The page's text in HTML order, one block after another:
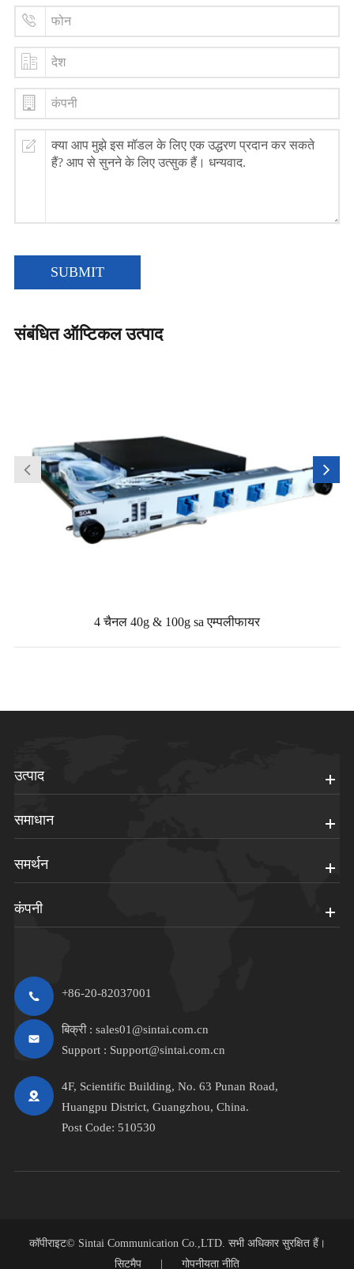
SUBMIT
संबंधित ऑप्टिकल उत्पाद
4 चैनल 40g & 100g sa एम्पलीफायर
उत्पाद
समाधान
समर्थन
कंपनी
+86-20-82037001
बिक्री : sales01@sintai.com.cn
Support : Support@sintai.com.cn
4F, Scientific Building, No. 63 Punan Road,
Huangpu District, Guangzhou, China.
Post Code: 510530
कॉपीराइट© Sintai Communication Co.,LTD. सभी अधिकार सुरक्षित हैं।
सिटमैप
गोपनीयता नीति